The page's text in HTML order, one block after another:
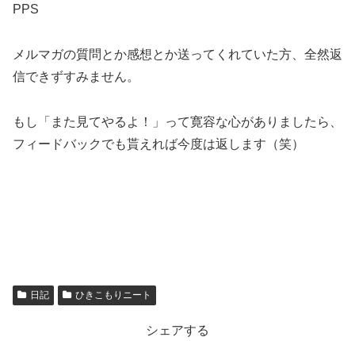
PPS
メルマガの質問とか感想とか送ってくれていた方、全然返
信できずすみません。
もし「また見てやるよ！」って寛容な心がありましたら、
フィードバックでも貰えれば今度は返します（笑）
日記 ひきこもりニート
シェアする